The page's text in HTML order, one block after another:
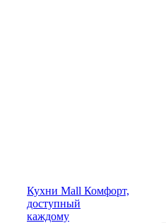
Кухни Mall Комфорт,
доступный
каждому